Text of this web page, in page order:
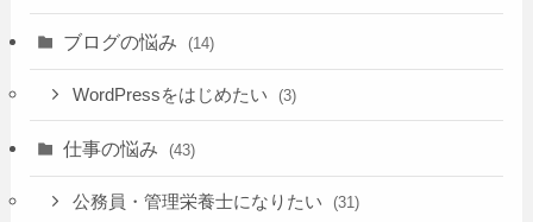
ブログの悩み (14)
WordPressをはじめたい (3)
仕事の悩み (43)
公務員・管理栄養士になりたい (31)